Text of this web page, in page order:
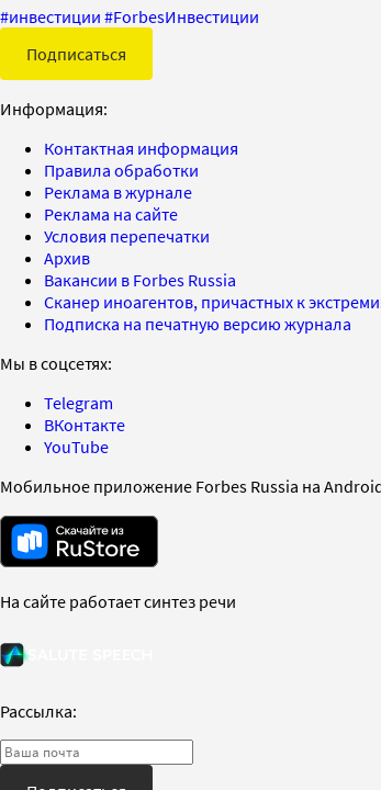
#инвестиции #ForbesИнвестиции
Подписаться
Информация:
Контактная информация
Правила обработки
Реклама в журнале
Реклама на сайте
Условия перепечатки
Архив
Вакансии в Forbes Russia
Сканер иноагентов, причастных к
Подписка на печатную версию журнала
Мы в соцсетях:
Telegram
ВКонтакте
YouTube
Мобильное приложение Forbes Russia на
На сайте работает синтез речи
Рассылка: